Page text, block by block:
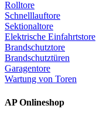
Rolltore
Schnelllauftore
Sektionaltore
Elektrische Einfahrtstore
Brandschutztore
Brandschutztüren
Garagentore
Wartung von Toren
AP Onlineshop